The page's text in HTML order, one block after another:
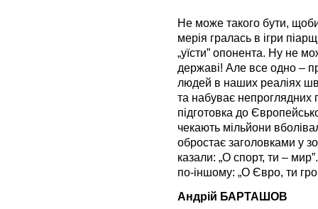
Не може такого бути,
мерія гралась в ігри
„уїсти” опонента. Ну не
державі! Але все одно –
людей в наших реаліях
та набуває непроглядних
підготовка до
чекають мільйони
обростає заголовками у
казали: „О спорт, ти –
по-іншому: „О Євро, ти
Андрій БАРТАШОВ